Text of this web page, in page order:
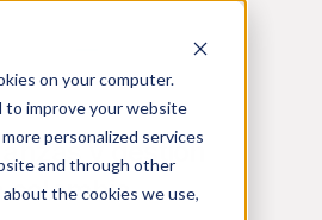
on your computer.
to improve your website
personalized services
and through other
the cookies we use,
y gestión
colombia